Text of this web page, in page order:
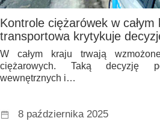
Kontrole ciężarówek w
transportowa krytykuje
W całym kraju trwają
ciężarowych. Taką decyzję
wewnętrznych i…
8 października 2025